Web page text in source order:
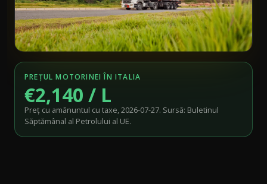
PREȚUL MOTORINEI ÎN ITALIA
€2,140 / L
Preț cu amănuntul cu taxe, 2026-07-27. Sursă: Buletinul
Săptămânal al Petrolului al UE.